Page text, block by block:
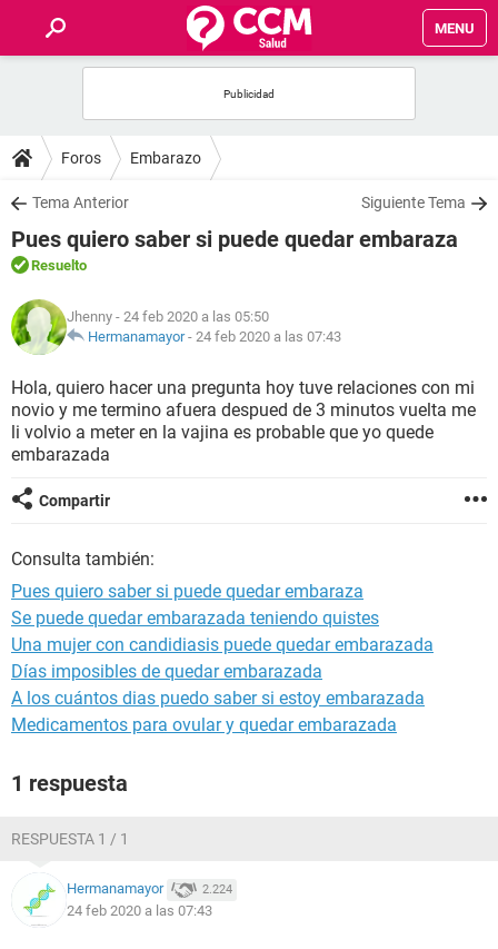
MENU
FOROS
SALUD
FAMILIA
NUTRICIÓN
SEXUALIDAD
GLOSARIO
Foros Embarazo
Tema Anterior Siguiente Tema
Pues quiero saber si puede quedar embaraza
Resuelto
Jhenny - 24 feb 2020 a las 05:50
Hermanamayor- 24 feb 2020 a las 07:43
Hola, quiero hacer una pregunta hoy tuve relaciones con mi
novio y me termino afuera despued de 3 minutos vuelta me
li volvio a meter en la vajina es probable que yo quede
embarazada
Compartir
Consulta también:
Pues quiero saber si puede quedar embaraza
Se puede quedar embarazada teniendo quistes
Una mujer con candidiasis puede quedar embarazada
Días imposibles de quedar embarazada
A los cuántos dias puedo saber si estoy embarazada
Medicamentos para ovular y quedar embarazada
1 respuesta
RESPUESTA 1 / 1
Hermanamayor 2.224
24 feb 2020 a las 07:43